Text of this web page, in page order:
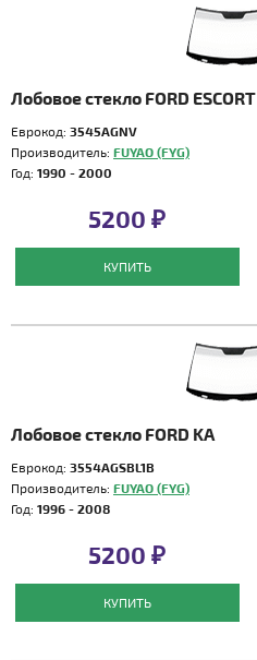
Лобовое стекло FORD ESCORT
Еврокод: 3545AGNV
Производитель: FUYAO (FYG)
Год: 1990 - 2000
5200 ₽
КУПИТЬ
Лобовое стекло FORD KA
Еврокод: 3554AGSBL1B
Производитель: FUYAO (FYG)
Год: 1996 - 2008
5200 ₽
КУПИТЬ